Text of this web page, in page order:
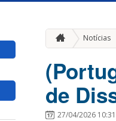
Notícias
de
27/04/2026 10:31